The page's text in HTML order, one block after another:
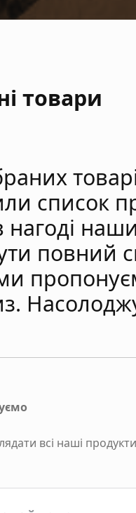
товари
список
нагоді
повний
всі наші